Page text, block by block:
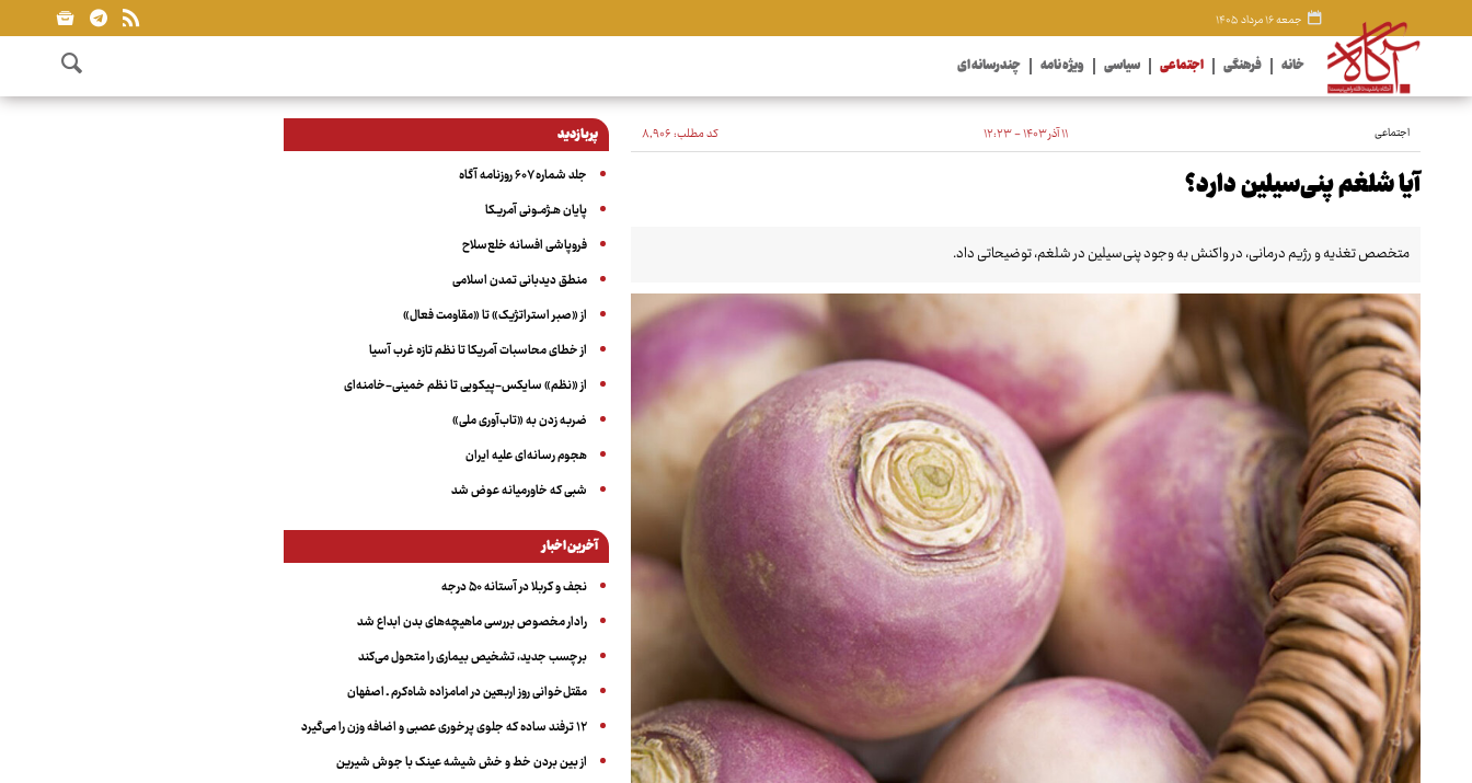
جمعه ۱۶ مرداد ۱۴۰۵
خانه فرهنگی اجتماعی سیاسی ویژه نامه چندرسانه ای
اجتماعی ۱۱ آذر ۱۴۰۳ - ۱۲:۲۳ کد مطلب:۸٬۹۰۶
آیا شلغم پنی‌سیلین دارد؟
متخصص تغذیه و رژیم درمانی، در واکنش به وجود پنی‌سیلین در شلغم، توضیحاتی داد.
پربازدید
جلد شماره ۶۰۷ روزنامه آگاه
پایان هـژمـونی آمریـکا
فروپاشی افسانه خلع‌سلاح
منطق دیدبانی تمدن اسلامی
از «صبر استراتژیک» تا «مقاومت فعال»
از خطای محاسبات آمریکا تا نظم تازه غرب آسیا
از «نظم» سایکس-پیکویی تا نظم خمینی-خامنه‌ای
ضربه زدن به «تاب‌آوری ملی»
هجوم رسانه‌ای علیه ایران
شبی که خاورمیانه عوض شد
آخرین اخبار
نجف و کربلا در آستانه ۵۰ درجه
رادار مخصوص بررسی ماهیچه‌های بدن ابداع شد
برچسب جدید، تشخیص بیماری را متحول می‌کند
مقتل‌خوانی روز اربعین در امامزاده شاه‌کرم ـ اصفهان
۱۲ ترفند ساده که جلوی پرخوری عصبی و اضافه ‌وزن را می‌گیرد
از بین بردن خط و خش شیشه عینک با جوش شیرین